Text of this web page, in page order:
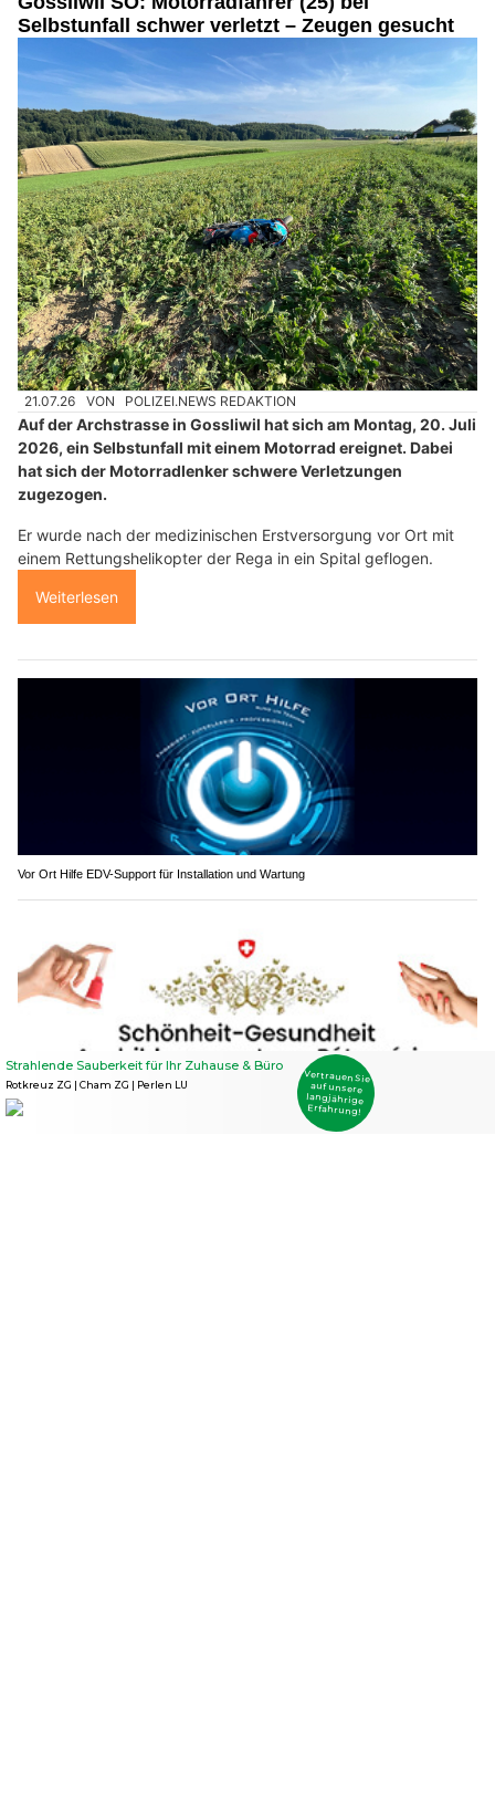
Selbstunfall schwer verletzt – Zeugen gesucht
21.07.26 VON POLIZEI.NEWS REDAKTION
Auf der Archstrasse in Gossliwil hat sich am Montag, 20. Juli
2026, ein Selbstunfall mit einem Motorrad ereignet. Dabei
hat sich der Motorradlenker schwere Verletzungen
zugezogen.
Er wurde nach der medizinischen Erstversorgung vor Ort mit
einem Rettungshelikopter der Rega in ein Spital geflogen.
Weiterlesen
Vor Ort Hilfe EDV-Support für Installation und Wartung
Ausbildungszentrum Petervari: Kosmetikschule für Schönheit & Gesundheit